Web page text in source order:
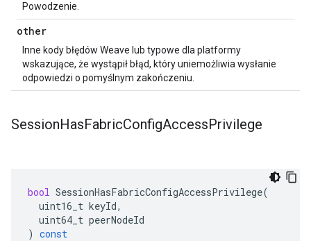
Powodzenie.
other
Inne kody błędów Weave lub typowe dla platformy
wskazujące, że wystąpił błąd, który uniemożliwia wysłanie
odpowiedzi o pomyślnym zakończeniu.
SessionHasFabricConfigAccessPrivilege
bool SessionHasFabricConfigAccessPrivilege(
uint16_t keyId,
uint64_t peerNodeId
) const